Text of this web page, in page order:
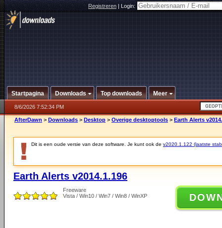
Registreren|Login:
Startpagina Downloads Top downloads Meer
8/6/2026 7:52:34 PM
AfterDawn > Downloads > Desktop > Overige desktoptools > Earth Alerts
Dit is een oude versie van deze software. Je kunt ook de v2020.1.122 (laatste
Earth Alerts v2014.1.196
Freeware
Vista / Win10 / Win7 / Win8 / WinXP